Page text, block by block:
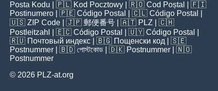
Posta Kodu | 🇵🇱 Kod Pocztowy | 🇷🇴 Cod Poștal
| 🇫🇮
Postinumero | 🇵🇪 Código Postal | 🇨🇱 Código Postal
🇺🇸 ZIP Code | 🇯🇵 郵便番号 | 🇦🇹 PLZ | 🇨🇭
Postleitzahl
| 🇪🇨 Código Postal | 🇺🇾 Código Postal
🇷🇺 Почтовый индекс | 🇧🇬 Пощенски код | 🇸🇪
Postnummer | 🇧🇩 পোস্টকোড | 🇩🇰 Postnummer | 🇳🇴
Postnummer
© 2026 PLZ-at.org